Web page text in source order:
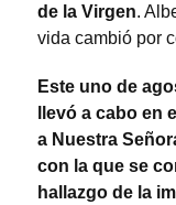
de la Virgen.
vida cambió por
Este uno de
llevó a cabo en
a Nuestra
con la que se
hallazgo de la